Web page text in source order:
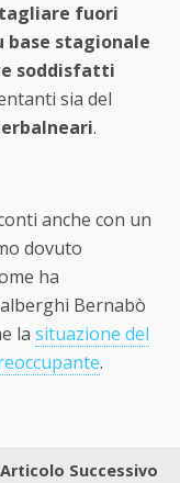
fuori
stagionale
soddisfatti
sia del
.
anche con un
dovuto
ha
Bernabò
la situazione del
.
Articolo Successivo